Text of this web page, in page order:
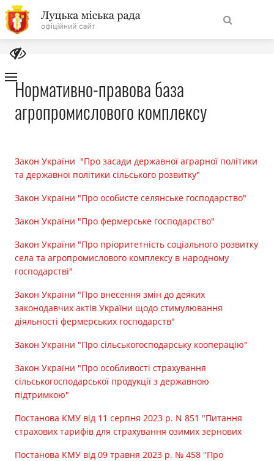
На
головну
НавігаціяПро місто
Міська рада
Бюджет
Публічна інформація
Документи
Нормативно-правова база
агропромислового комплексу
Закон України "Про засади державної аграрної політики
та державної політики сільського розвитку"
Закон України "Про особисте селянське господарство"
Закон України "Про фермерське господарство"
Закон України "Про пріоритетність соціального розвитку
села та агропромислового комплексу в народному
господарстві"
Закон України "Про внесення змін до деяких
законодавчих актів України щодо стимулювання
діяльності фермерських господарств"
Закон України "Про сільськогосподарську кооперацію"
Закон України "Про особливості страхування
сільськогосподарської продукції з державною
підтримкою"
Постанова КМУ від 11 серпня 2023 р. N 851 "Питання
страхових тарифів для страхування озимих зернових
Постанова КМУ від 09 травня 2023 р. № 458 "Про